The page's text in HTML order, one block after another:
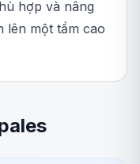
hợp và nâng
lên một tầm cao